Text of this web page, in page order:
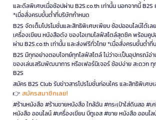
และดีลพิเศษเมื่อช้อปผ่าน B2S.co.th เท่านั้น นอกจากนี้ B2S
*เมื่อสั่งครบขั้นต่ำที่บริษัทกำหนด
B2S จัดเต็มโปรโมชั่นและสิทธิพิเศษเพียบ ช้อปออนไลน์ได้เ
เครื่องเขียน หนังสือดัง ของไอเทมไลฟ์สไตล์สุดชิค พร้อมคู
ผ่าน B2S.co.th เท่านั้น และส่งฟรีทั่วไทย *เมื่อสั่งครบขั้นต่ำ
B2S มีทุกอย่างตอบโจทย์ทุกไลฟ์สไตล์ ไม่ว่าจะเป็นอุปกรณ์อ่า
ของเล่นเสริมพัฒนาการ หรือเฟอร์นิเจอร์ ช้อปง่าย สะดวก
B2S
สมัคร B2S Club รับข่าวสารโปรโมชั่นก่อนใคร และสิทธิพิเศษ
👉 สมัครสมาชิกเลย!
#ร้านหนังสือ #ร้านขายหนังสือ ใกล้ฉัน #กระเป๋าใส่ดินสอ #เ
หนังสือ ออนไลน์ #เครื่องเขียน บีทูเอส #ขาย หนังสือ ออนไล